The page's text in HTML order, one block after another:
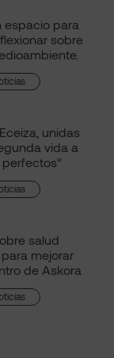
espacio para
sobre
unidas
vida a
perfectos”
salud
mejorar
de Askora